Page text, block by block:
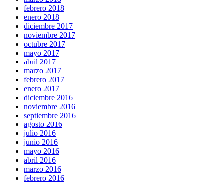
febrero 2018
enero 2018
diciembre 2017
noviembre 2017
octubre 2017
mayo 2017
abril 2017
marzo 2017
febrero 2017
enero 2017
diciembre 2016
noviembre 2016
septiembre 2016
agosto 2016
julio 2016
junio 2016
mayo 2016
abril 2016
marzo 2016
febrero 2016